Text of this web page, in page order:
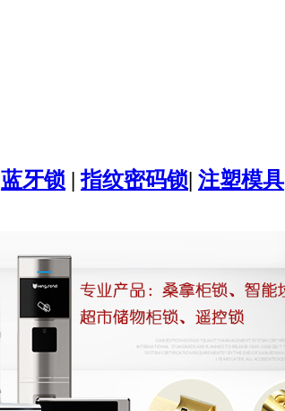
蓝牙锁 |指纹密码锁| 注塑模具